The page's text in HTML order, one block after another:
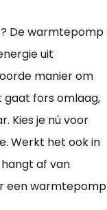
? De warmtepomp
uit
manier om
gaat fors omlaag,
Kies je nú voor
Werkt het ook in
af van
een warmtepomp